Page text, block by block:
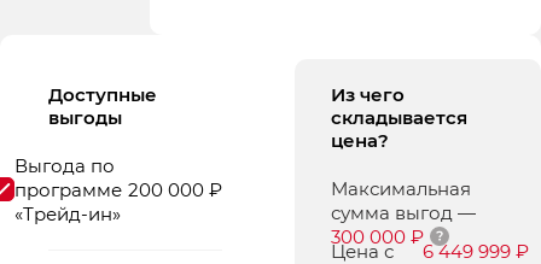
Доступные
выгоды
200 000 ₽
Выгода по
программе
«Трейд-ин»
Из чего
складывается
цена?
Максимальная
сумма выгод —
300 000 ₽
Цена с
6 449 999 ₽